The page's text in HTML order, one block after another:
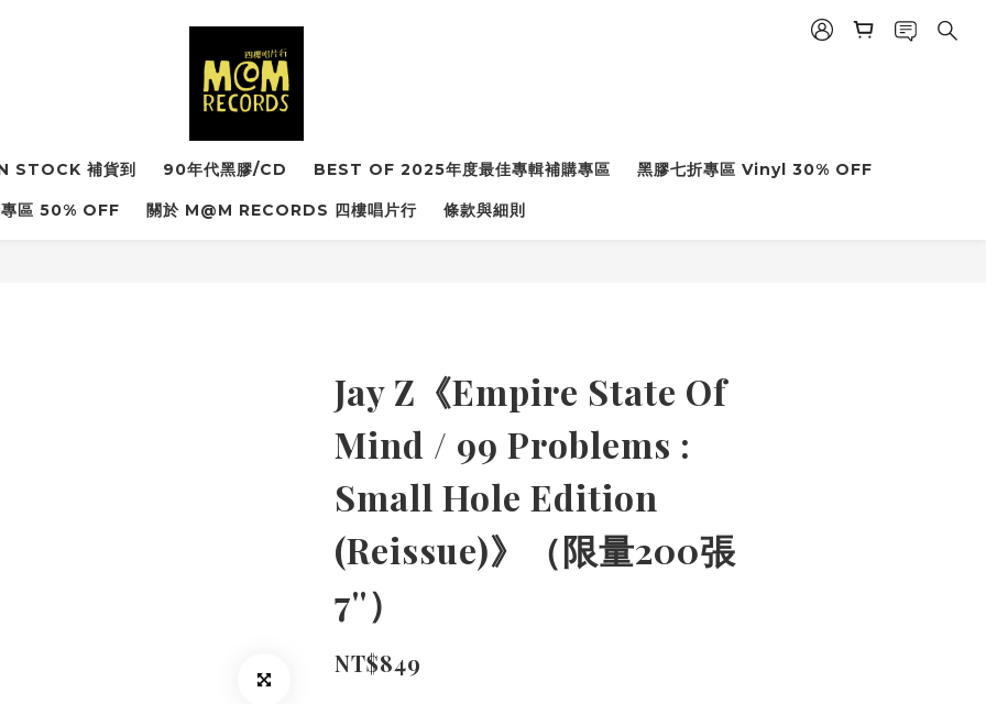
STOCK 補貨到 90年代黑膠/CD BEST OF 2025年度最佳專輯補購專區 黑膠七折專區 Vinyl 30% OFF
區 50% OFF 關於 M@M RECORDS 四樓唱片行 條款與細則
Jay Z《Empire State Of
Mind / 99 Problems :
Small Hole Edition
(Reissue)》（限量200張
7''）
NT$849